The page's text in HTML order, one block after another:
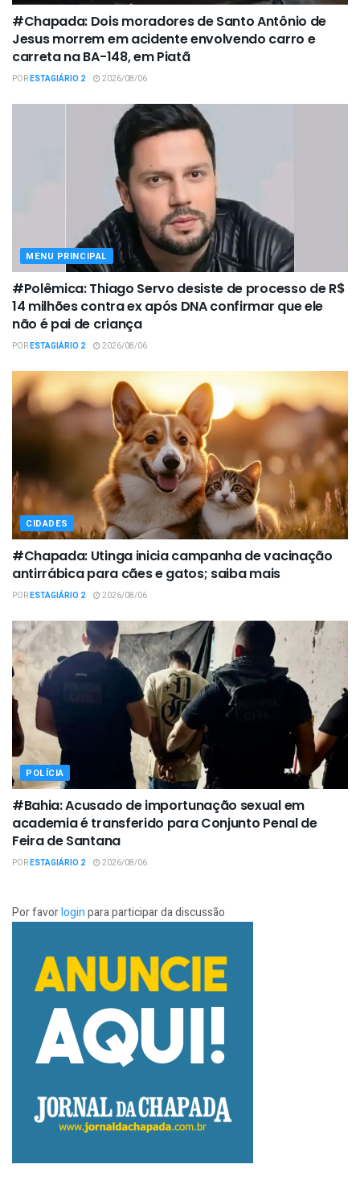
#Chapada: Dois moradores de Santo Antônio de
Jesus morrem em acidente envolvendo carro e
carreta na BA-148, em Piatã
PORESTAGIÁRIO 2 2026/08/06
MENU PRINCIPAL
#Polêmica: Thiago Servo desiste de processo de R$
14 milhões contra ex após DNA confirmar que ele
não é pai de criança
PORESTAGIÁRIO 2 2026/08/06
CIDADES
#Chapada: Utinga inicia campanha de vacinação
antirrábica para cães e gatos; saiba mais
PORESTAGIÁRIO 2 2026/08/06
POLÍCIA
#Bahia: Acusado de importunação sexual em
academia é transferido para Conjunto Penal de
Feira de Santana
PORESTAGIÁRIO 2 2026/08/06
Por favorloginpara participar da discussão